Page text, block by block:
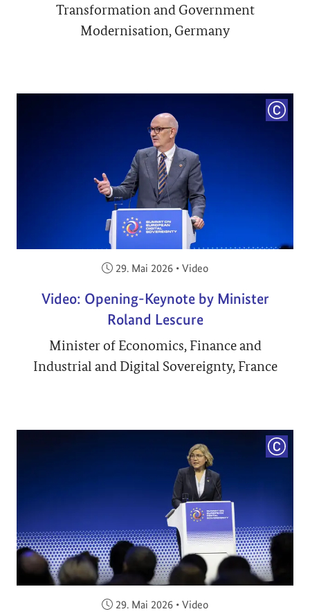
Transformation and Government
Modernisation, Germany
Veröffentlicht am:
29. Mai 2026 • Video
Video: Opening-Keynote by Minister
Roland Lescure
Minister of Economics, Finance and
Industrial and Digital Sovereignty, France
Veröffentlicht am:
29. Mai 2026 • Video